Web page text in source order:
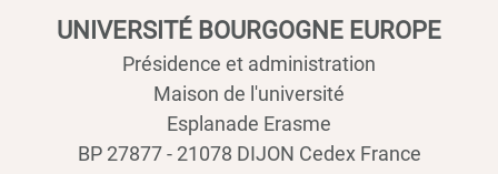
UNIVERSITÉ BOURGOGNE EUROPE
Présidence et administration
Maison de l'université
Esplanade Erasme
BP 27877 - 21078 DIJON Cedex France